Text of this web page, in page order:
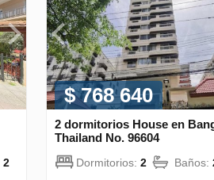
2
$ 768 640
2 dormitorios House en
Thailand No. 96604
Dormitorios: 2 Baños: